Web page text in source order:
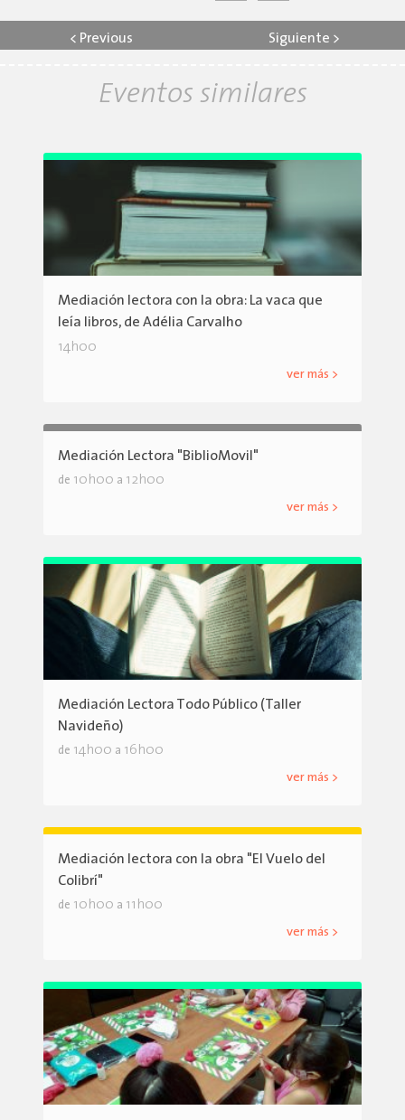
< Previous Siguiente >
Eventos similares
Mediación lectora con la obra: La vaca que
leía libros, de Adélia Carvalho
14h00
ver más >
Mediación Lectora "BiblioMovil"
de 10h00 a 12h00
ver más >
Mediación Lectora Todo Público (Taller
Navideño)
de 14h00 a 16h00
ver más >
Mediación lectora con la obra "El Vuelo del
Colibrí"
de 10h00 a 11h00
ver más >